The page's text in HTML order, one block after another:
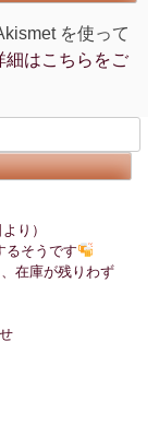
を使って
細はこちらをご
り）
るそうです
在庫が残りわず